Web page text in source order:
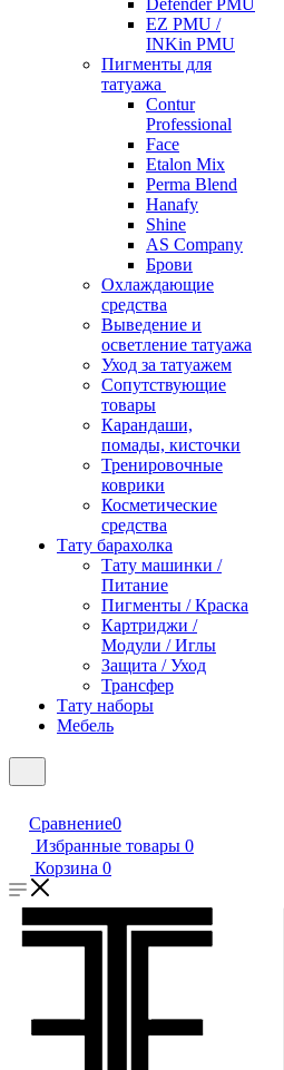
Defender PMU
EZ PMU /
INKin PMU
Пигменты для
татуажа
Contur
Professional
Face
Etalon Mix
Perma Blend
Hanafy
Shine
AS Company
Брови
Охлаждающие
средства
Выведение и
осветление татуажа
Уход за татуажем
Сопутствующие
товары
Карандаши,
помады, кисточки
Тренировочные
коврики
Косметические
средства
Тату барахолка
Тату машинки /
Питание
Пигменты / Краска
Картриджи /
Модули / Иглы
Защита / Уход
Трансфер
Тату наборы
Мебель
Сравнение0
Избранные товары 0
Корзина 0